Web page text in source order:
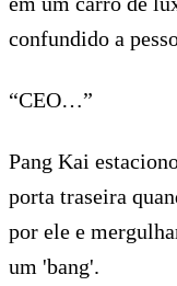
confundido a
“CEO…”
Pang Kai
porta traseira
por ele e
um 'bang'.